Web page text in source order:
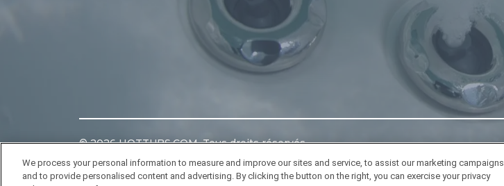
©2026 HOTTUBS.COM. Tous droits réservés.
We process your personal information to measure and improve our sites and service, to assist our marketing campaigns
and to provide personalised content and advertising. By clicking the button on the right, you can exercise your privacy